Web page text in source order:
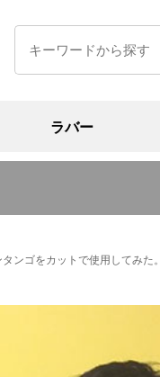
ラバー
ンゴをカットで使用してみた。